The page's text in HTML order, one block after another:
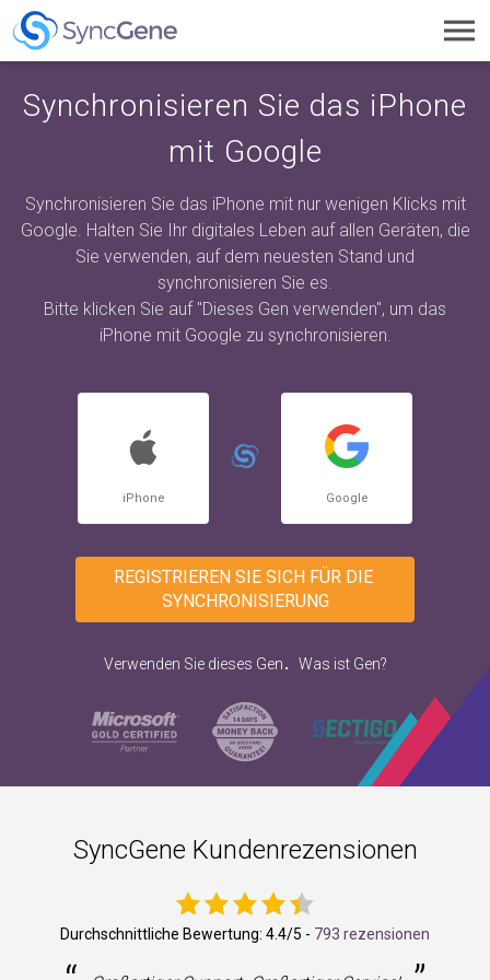
Synchronisieren Sie das iPhone
mit Google
Synchronisieren Sie das iPhone mit nur wenigen Klicks mit
Google. Halten Sie Ihr digitales Leben auf allen Geräten, die
Sie verwenden, auf dem neuesten Stand und
synchronisieren Sie es.
Bitte klicken Sie auf "Dieses Gen verwenden", um das
iPhone mit Google zu synchronisieren.
iPhone Google
REGISTRIEREN SIE SICH FÜR DIE
SYNCHRONISIERUNG
Verwenden Sie dieses Gen. Was ist Gen?
SyncGene Kundenrezensionen
Durchschnittliche Bewertung: 4.4/5 - 793 rezensionen